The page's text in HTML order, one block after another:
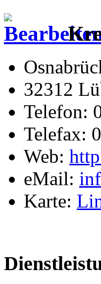
32312
Telefon:
Telefax:
Web:
eMail:
Karte: